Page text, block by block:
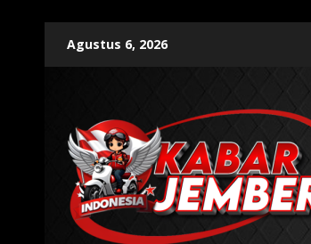
Agustus 6, 2026